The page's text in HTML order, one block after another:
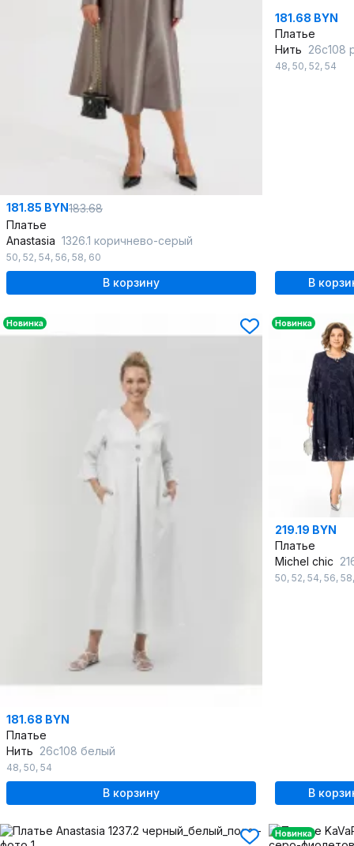
181.85 BYN183.68
Платье
Anastasia 1326.1 коричнево-серый
50, 52, 54, 56, 58, 60
В корзину
181.68 BYN
Платье
Нить 26с108
48, 50, 52, 54
В
Новинка
181.68 BYN
Платье
Нить 26с108 белый
48, 50, 54
В корзину
Новинка
219.19 BYN
Платье
Michel chic
50, 52, 54, 56, 58
В
Новинка